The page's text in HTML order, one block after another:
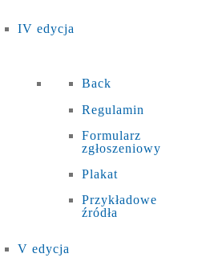
IV edycja
Back
Regulamin
Formularz
zgłoszeniowy
Plakat
Przykładowe
źródła
V edycja